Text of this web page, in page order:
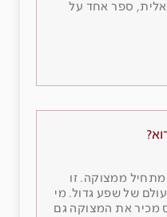
ספר אחד על
מתחיל ממצוקה. זו
של שפע גדול. מי
מכיר את המצוקה גם